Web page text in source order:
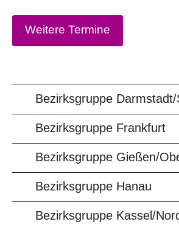
Weitere Termine
Bezirksgruppe
Bezirksgruppe Frankfurt
Bezirksgruppe Gießen/
Bezirksgruppe Hanau
Bezirksgruppe Kassel/